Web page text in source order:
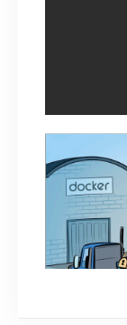
Cách
Ra mắt